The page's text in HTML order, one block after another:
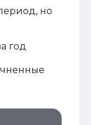
но
год